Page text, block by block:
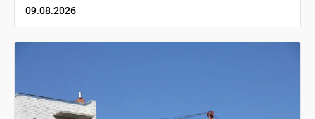
09.08.2026